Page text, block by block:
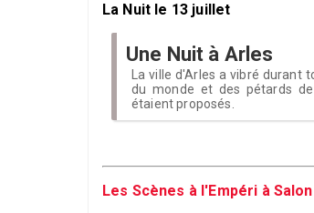
La Nuit le 13 juillet
Une Nuit à Arles
La ville d'Arles a vibré durant
du monde et des pétards
étaient proposés.
Les Scènes à l'Empéri à